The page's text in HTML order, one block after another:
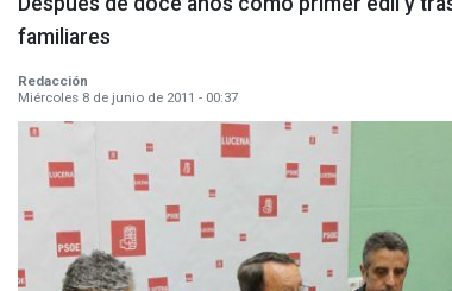
familiares
Redacción
Miércoles 8 de junio de 2011 - 00:37